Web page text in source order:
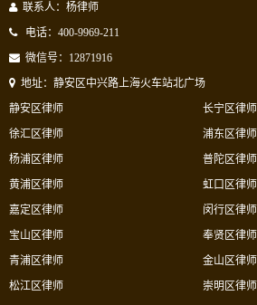
联系人：杨律师
电话：400-9969-211
微信号：12871916
地址：静安区中兴路上海火车站北广场
静安区律师
徐汇区律师
杨浦区律师
黄浦区律师
长宁区律师
浦东区律师
普陀区律师
虹口区律师
嘉定区律师
宝山区律师
青浦区律师
松江区律师
闵行区律师
奉贤区律师
金山区律师
崇明区律师